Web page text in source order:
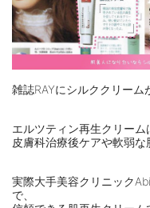
雑誌RAYにシルククリーム
エルツティン再生クリーム
皮膚科治療後ケアや軟弱な
実際大手美容クリニック
で、